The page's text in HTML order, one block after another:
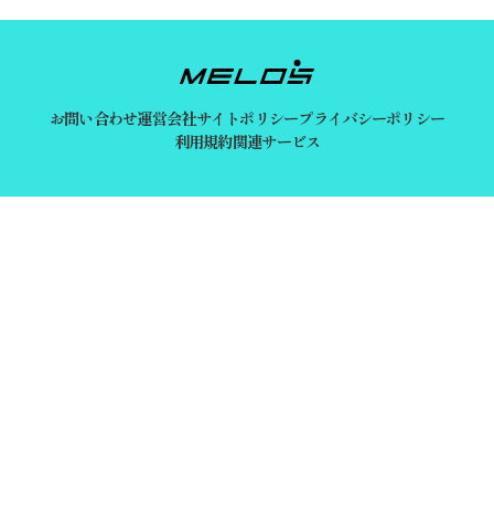
お問い合わせ運営会社サイトポリシープライバシーポリシー
利用規約関連サービス